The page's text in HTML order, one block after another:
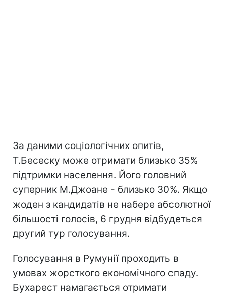
За даними соціологічних опитів,
Т.Бесеску може отримати близько 35%
підтримки населення. Його головний
суперник М.Джоане - близько 30%. Якщо
жоден з кандидатів не набере абсолютної
більшості голосів, 6 грудня відбудеться
другий тур голосування.
Голосування в Румунії проходить в
умовах жорсткого економічного спаду.
Бухарест намагається отримати